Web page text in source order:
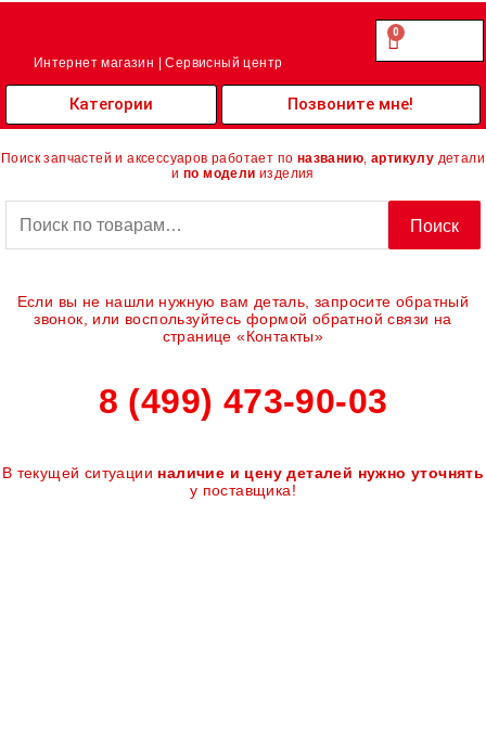
Перейти
Интернет магазин | Сервисный центр
0.00
0
Cart
Категории Позвоните мне!
Поиск запчастей и аксессуаров работает по названию артикулу детали
и по модели изделия
Поиск
Если вы не нашли нужную вам деталь, запросите обратный
звонок, или воспользуйтесь формой обратной связи на
странице «Контакты»
8 (499) 473-90-03
В текущей ситуации наличие и цену деталей нужно уточнять
у поставщика!